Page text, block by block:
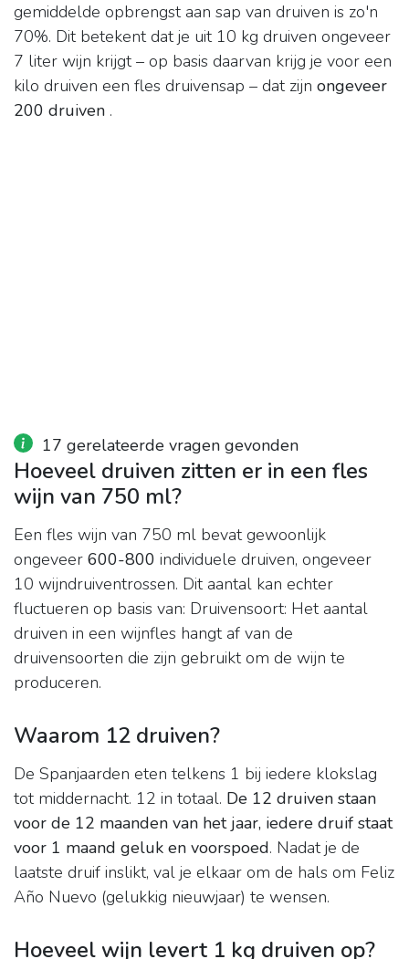
gemiddelde opbrengst aan sap van druiven is zo'n
70%. Dit betekent dat je uit 10 kg druiven ongeveer
7 liter wijn krijgt – op basis daarvan krijg je voor een
kilo druiven een fles druivensap – dat zijn ongeveer
200 druiven .
17 gerelateerde vragen gevonden
Hoeveel druiven zitten er in een fles
wijn van 750 ml?
Een fles wijn van 750 ml bevat gewoonlijk
ongeveer 600-800 individuele druiven, ongeveer
10 wijndruiventrossen. Dit aantal kan echter
fluctueren op basis van: Druivensoort: Het aantal
druiven in een wijnfles hangt af van de
druivensoorten die zijn gebruikt om de wijn te
produceren.
Waarom 12 druiven?
De Spanjaarden eten telkens 1 bij iedere klokslag
tot middernacht. 12 in totaal. De 12 druiven staan
voor de 12 maanden van het jaar, iedere druif staat
voor 1 maand geluk en voorspoed. Nadat je de
laatste druif inslikt, val je elkaar om de hals om Feliz
Año Nuevo (gelukkig nieuwjaar) te wensen.
Hoeveel wijn levert 1 kg druiven op?